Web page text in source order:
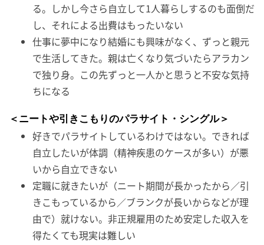
る。しかし今さら自立して1人暮らしするのも面倒だ
し、それによる出費はもったいない
仕事に夢中になり結婚にも興味がなく、ずっと親元
で生活してきた。親は亡くなり気づいたらアラカン
で独り身。この先ずっと一人かと思うと不安な気持
ちになる
＜ニートや引きこもりのパラサイト・シングル＞
好きでパラサイトしているわけではない。できれば
自立したいが体調（精神疾患のケースが多い）が悪
いから自立できない
定職に就きたいが（ニート期間が長かったから／引
きこもっているから／ブランクが長いからなどが理
由で）就けない。非正規雇用のため安定した収入を
得たくても現実は難しい